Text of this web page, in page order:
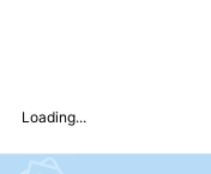
Loading...